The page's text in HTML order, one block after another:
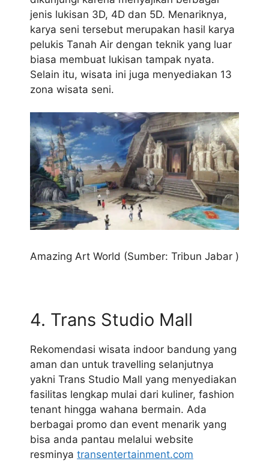
jenis lukisan 3D, 4D dan 5D. Menariknya,
karya seni tersebut merupakan hasil karya
pelukis Tanah Air dengan teknik yang luar
biasa membuat lukisan tampak nyata.
Selain itu, wisata ini juga menyediakan 13
zona wisata seni.
Amazing Art World (Sumber: Tribun Jabar )
4. Trans Studio Mall
Rekomendasi wisata indoor bandung yang
aman dan untuk travelling selanjutnya
yakni Trans Studio Mall yang menyediakan
fasilitas lengkap mulai dari kuliner, fashion
tenant hingga wahana bermain. Ada
berbagai promo dan event menarik yang
bisa anda pantau melalui website
resminya transentertainment.com